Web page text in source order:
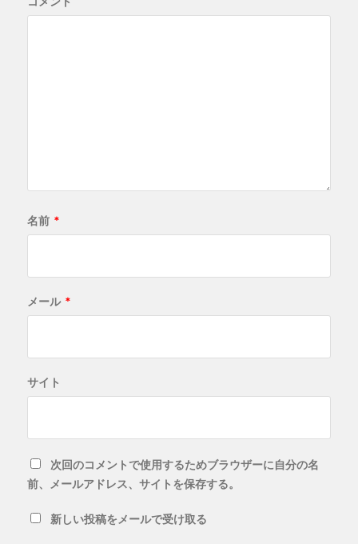
名前 *
メール *
サイト
次回のコメントで使用するためブラウザーに自分の名
前、メールアドレス、サイトを保存する。
新しい投稿をメールで受け取る